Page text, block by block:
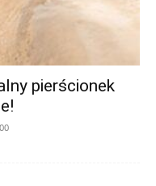
pierścionek